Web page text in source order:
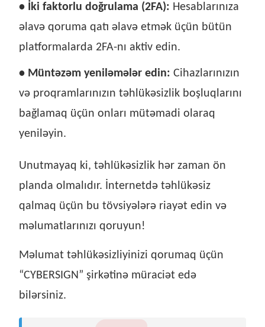
• İki faktorlu doğrulama (2FA): Hesablarınıza
əlavə qoruma qatı əlavə etmək üçün bütün
platformalarda 2FA-nı aktiv edin.
• Müntəzəm yeniləmələr edin: Cihazlarınızın
və proqramlarınızın təhlükəsizlik boşluqlarını
bağlamaq üçün onları mütəmadi olaraq
yeniləyin.
Unutmayaq ki, təhlükəsizlik hər zaman ön
planda olmalıdır. İnternetdə təhlükəsiz
qalmaq üçün bu tövsiyələrə riayət edin və
məlumatlarınızı qoruyun!
Məlumat təhlükəsizliyinizi qorumaq üçün
“CYBERSIGN” şirkətinə müraciət edə
bilərsiniz.